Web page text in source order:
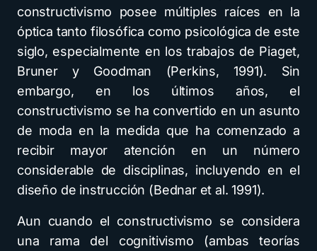
constructivismo posee múltiples raíces en la
óptica tanto filosófica como psicológica de este
siglo, especialmente en los trabajos de Piaget,
Bruner y Goodman (Perkins, 1991). Sin
embargo, en los últimos años, el
constructivismo se ha convertido en un asunto
de moda en la medida que ha comenzado a
recibir mayor atención en un número
considerable de disciplinas, incluyendo en el
diseño de instrucción (Bednar et al. 1991).
Aun cuando el constructivismo se considera
una rama del cognitivismo (ambas teorías